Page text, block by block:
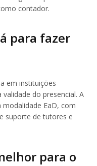
contador.
para fazer
em instituições
do presencial. A
modalidade EaD, com
suporte de tutores e
para o